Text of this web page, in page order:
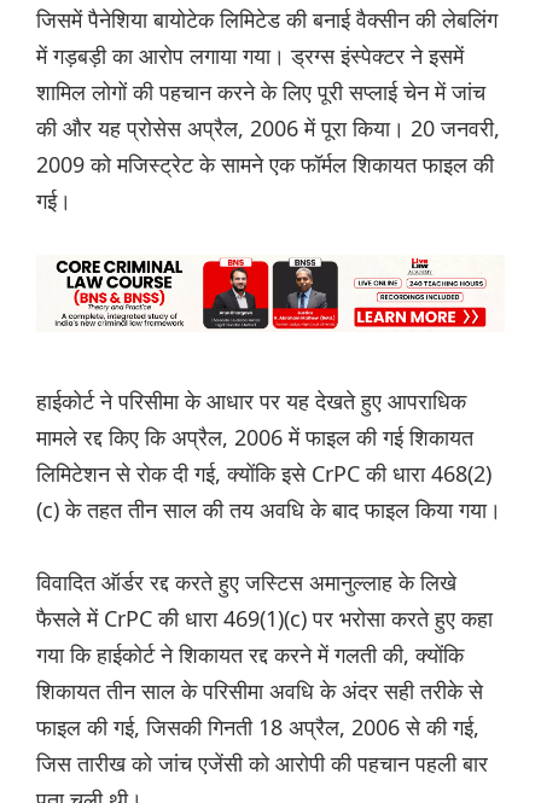
जिसमें पैनेशिया बायोटेक लिमिटेड की बनाई वैक्सीन की लेबलिंग
में गड़बड़ी का आरोप लगाया गया। ड्रग्स इंस्पेक्टर ने इसमें
शामिल लोगों की पहचान करने के लिए पूरी सप्लाई चेन में जांच
की और यह प्रोसेस अप्रैल, 2006 में पूरा किया। 20 जनवरी,
2009 को मजिस्ट्रेट के सामने एक फॉर्मल शिकायत फाइल की
गई।
हाईकोर्ट ने परिसीमा के आधार पर यह देखते हुए आपराधिक
मामले रद्द किए कि अप्रैल, 2006 में फाइल की गई शिकायत
लिमिटेशन से रोक दी गई, क्योंकि इसे CrPC की धारा 468(2)
(c) के तहत तीन साल की तय अवधि के बाद फाइल किया गया।
विवादित ऑर्डर रद्द करते हुए जस्टिस अमानुल्लाह के लिखे
फैसले में CrPC की धारा 469(1)(c) पर भरोसा करते हुए कहा
गया कि हाईकोर्ट ने शिकायत रद्द करने में गलती की, क्योंकि
शिकायत तीन साल के परिसीमा अवधि के अंदर सही तरीके से
फाइल की गई, जिसकी गिनती 18 अप्रैल, 2006 से की गई,
जिस तारीख को जांच एजेंसी को आरोपी की पहचान पहली बार